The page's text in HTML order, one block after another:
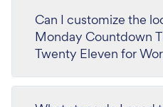
Can I customize the
Monday Countdown
Twenty Eleven for